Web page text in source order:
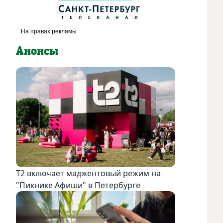
Анонсы
Т2 включает маджентовый режим на
"Пикнике Афиши" в Петербурге